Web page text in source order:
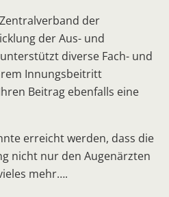
der
der Aus- und
diverse Fach- und
Innungsbeitritt
Beitrag ebenfalls eine
erreicht werden, dass die
nicht nur den Augenärzten
mehr….